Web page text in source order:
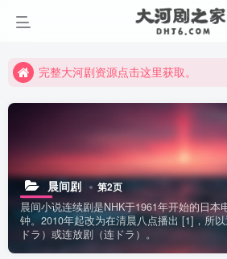
手机直接支付受限，电脑浏览器访问
手机直接支付受限，电脑浏览器访问
完整大河剧资源点击这里获取。
晨间剧 第2页
晨间小说连续剧是NHK于1961年开始的日本
钟。2010年起改为在清晨八点播出 [1]，所
ドラ）或连放剧（连ドラ）。